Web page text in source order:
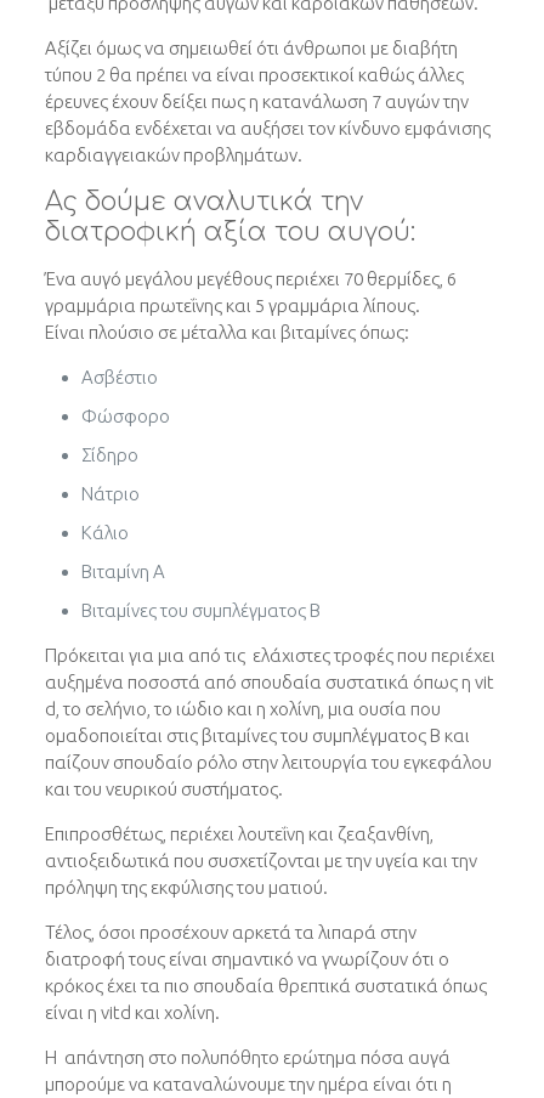
Αξίζει όμως να σημειωθεί ότι άνθρωποι με διαβήτη
τύπου 2 θα πρέπει να είναι προσεκτικοί καθώς άλλες
έρευνες έχουν δείξει πως η κατανάλωση 7 αυγών την
εβδομάδα ενδέχεται να αυξήσει τον κίνδυνο εμφάνισης
καρδιαγγειακών προβλημάτων.
Ας δούμε αναλυτικά την
διατροφική αξία του αυγού:
Ένα αυγό μεγάλου μεγέθους περιέχει 70 θερμίδες, 6
γραμμάρια πρωτεΐνης και 5 γραμμάρια λίπους.
Είναι πλούσιo σε μέταλλα και βιταμίνες όπως:
Ασβέστιο
Φώσφορο
Σίδηρο
Νάτριο
Κάλιο
Βιταμίνη Α
Βιταμίνες του συμπλέγματος Β
Πρόκειται για μια από τις ελάχιστες τροφές που περιέχει
αυξημένα ποσοστά από σπουδαία συστατικά όπως η vit
d, το σελήνιο, το ιώδιο και η χολίνη, μια ουσία που
ομαδοποιείται στις βιταμίνες του συμπλέγματος Β και
παίζουν σπουδαίο ρόλο στην λειτουργία του εγκεφάλου
και του νευρικού συστήματος.
Επιπροσθέτως, περιέχει λουτεΐνη και ζεαξανθίνη,
αντιοξειδωτικά που συσχετίζονται με την υγεία και την
πρόληψη της εκφύλισης του ματιού.
Τέλος, όσοι προσέχουν αρκετά τα λιπαρά στην
διατροφή τους είναι σημαντικό να γνωρίζουν ότι ο
κρόκος έχει τα πιο σπουδαία θρεπτικά συστατικά όπως
είναι η vitd και χολίνη.
Η απάντηση στο πολυπόθητο ερώτημα πόσα αυγά
μπορούμε να καταναλώνουμε την ημέρα είναι ότι η